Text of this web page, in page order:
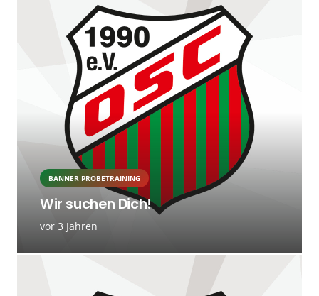
BANNER PROBETRAINING
Wir suchen Dich!
vor 3 Jahren